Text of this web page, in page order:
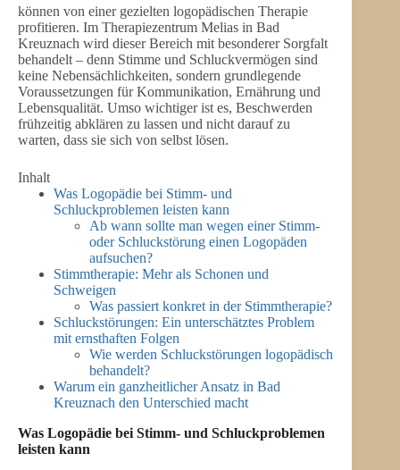
können von einer gezielten logopädischen Therapie
profitieren. Im Therapiezentrum Melias in Bad
Kreuznach wird dieser Bereich mit besonderer Sorgfalt
behandelt – denn Stimme und Schluckvermögen sind
keine Nebensächlichkeiten, sondern grundlegende
Voraussetzungen für Kommunikation, Ernährung und
Lebensqualität. Umso wichtiger ist es, Beschwerden
frühzeitig abklären zu lassen und nicht darauf zu
warten, dass sie sich von selbst lösen.
Inhalt
Was Logopädie bei Stimm- und
Schluckproblemen leisten kann
Ab wann sollte man wegen einer Stimm-
oder Schluckstörung einen Logopäden
aufsuchen?
Stimmtherapie: Mehr als Schonen und
Schweigen
Was passiert konkret in der Stimmtherapie?
Schluckstörungen: Ein unterschätztes Problem
mit ernsthaften Folgen
Wie werden Schluckstörungen logopädisch
behandelt?
Warum ein ganzheitlicher Ansatz in Bad
Kreuznach den Unterschied macht
Was Logopädie bei Stimm- und Schluckproblemen
leisten kann